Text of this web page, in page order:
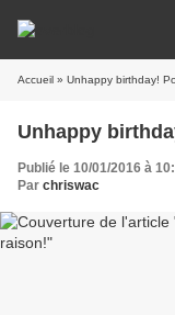
Accueil » Unhappy birthday!
Unhappy
Publié le 10/01/2016 à
Par chriswac